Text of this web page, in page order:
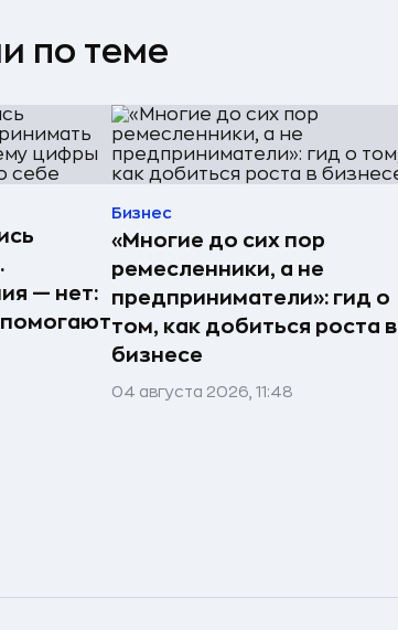
по теме
— нет:
Бизнес
«Многие до сих пор
ремесленники, а не
предприниматели»: гид о
том, как добиться роста в
бизнесе
04 августа 2026, 11:48